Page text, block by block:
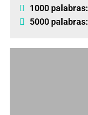
1000 palabras:
5000 palabras: